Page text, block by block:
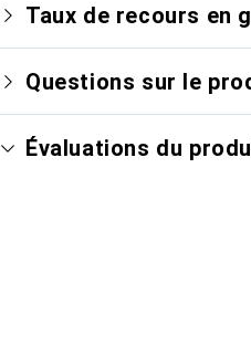
Taux de recours en
Questions sur le
Évaluations du